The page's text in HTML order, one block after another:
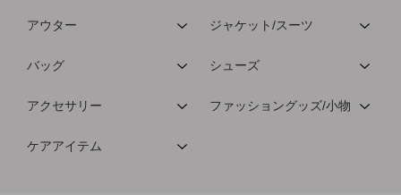
アウター ジャケット/スーツ
バッグ シューズ
アクセサリー ファッショングッズ/小物
ケアアイテム